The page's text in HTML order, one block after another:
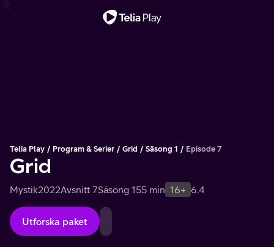
Telia Play Program & Serier Grid Säsong 1 Episode 7
Grid
Mystik2022Avsnitt 7Säsong 155 min 16+ 6.4
Utforska paket